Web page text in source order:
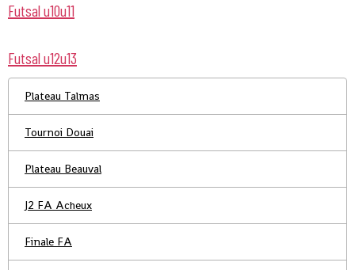
Futsal u10u11
Futsal u12u13
Plateau Talmas
Tournoi Douai
Plateau Beauval
J2 FA Acheux
Finale FA